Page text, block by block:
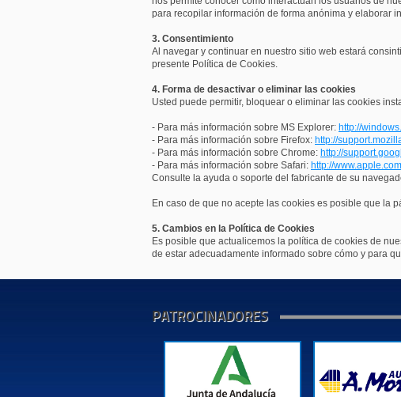
para recopilar información de forma anónima y elaborar
3. Consentimiento
Al navegar y continuar en nuestro sitio web estará
presente Política de Cookies.
4. Forma de desactivar o eliminar las cookies
Usted puede permitir, bloquear o eliminar las cookies
- Para más información sobre MS Explorer: http://
- Para más información sobre Firefox: http://
- Para más información sobre Chrome: http://
- Para más información sobre Safari: http://
Consulte la ayuda o soporte del fabricante de su
En caso de que no acepte las cookies es posible que la
5. Cambios en la Política de Cookies
Es posible que actualicemos la política de cookies de
de estar adecuadamente informado sobre cómo y para
PATROCINADORES